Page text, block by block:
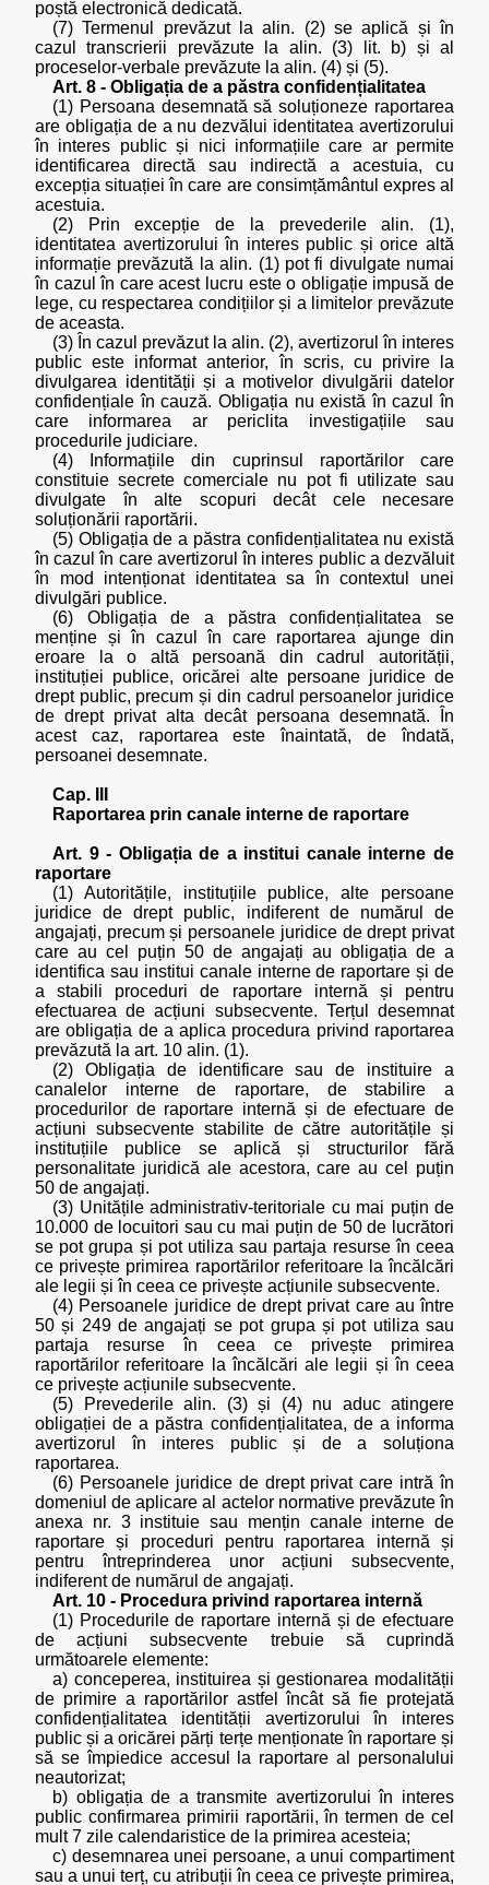
poștă electronică dedicată.
(7) Termenul prevăzut la alin. (2) se aplică și în
cazul transcrierii prevăzute la alin. (3) lit. b) și al
proceselor-verbale prevăzute la alin. (4) și (5).
Art. 8 - Obligația de a păstra confidențialitatea
(1) Persoana desemnată să soluționeze raportarea
are obligația de a nu dezvălui identitatea avertizorului
în interes public și nici informațiile care ar permite
identificarea directă sau indirectă a acestuia, cu
excepția situației în care are consimțământul expres al
acestuia.
(2) Prin excepție de la prevederile alin. (1),
identitatea avertizorului în interes public și orice altă
informație prevăzută la alin. (1) pot fi divulgate numai
în cazul în care acest lucru este o obligație impusă de
lege, cu respectarea condițiilor și a limitelor prevăzute
de aceasta.
(3) În cazul prevăzut la alin. (2), avertizorul în interes
public este informat anterior, în scris, cu privire la
divulgarea identității și a motivelor divulgării datelor
confidențiale în cauză. Obligația nu există în cazul în
care informarea ar periclita investigațiile sau
procedurile judiciare.
(4) Informațiile din cuprinsul raportărilor care
constituie secrete comerciale nu pot fi utilizate sau
divulgate în alte scopuri decât cele necesare
soluționării raportării.
(5) Obligația de a păstra confidențialitatea nu există
în cazul în care avertizorul în interes public a dezvăluit
în mod intenționat identitatea sa în contextul unei
divulgări publice.
(6) Obligația de a păstra confidențialitatea se
menține și în cazul în care raportarea ajunge din
eroare la o altă persoană din cadrul autorității,
instituției publice, oricărei alte persoane juridice de
drept public, precum și din cadrul persoanelor juridice
de drept privat alta decât persoana desemnată. În
acest caz, raportarea este înaintată, de îndată,
persoanei desemnate.
Cap. III
Raportarea prin canale interne de raportare
Art. 9 - Obligația de a institui canale interne de
raportare
(1) Autoritățile, instituțiile publice, alte persoane
juridice de drept public, indiferent de numărul de
angajați, precum și persoanele juridice de drept privat
care au cel puțin 50 de angajați au obligația de a
identifica sau institui canale interne de raportare și de
a stabili proceduri de raportare internă și pentru
efectuarea de acțiuni subsecvente. Terțul desemnat
are obligația de a aplica procedura privind raportarea
prevăzută la art. 10 alin. (1).
(2) Obligația de identificare sau de instituire a
canalelor interne de raportare, de stabilire a
procedurilor de raportare internă și de efectuare de
acțiuni subsecvente stabilite de către autoritățile și
instituțiile publice se aplică și structurilor fără
personalitate juridică ale acestora, care au cel puțin
50 de angajați.
(3) Unitățile administrativ-teritoriale cu mai puțin de
10.000 de locuitori sau cu mai puțin de 50 de lucrători
se pot grupa și pot utiliza sau partaja resurse în ceea
ce privește primirea raportărilor referitoare la încălcări
ale legii și în ceea ce privește acțiunile subsecvente.
(4) Persoanele juridice de drept privat care au între
50 și 249 de angajați se pot grupa și pot utiliza sau
partaja resurse în ceea ce privește primirea
raportărilor referitoare la încălcări ale legii și în ceea
ce privește acțiunile subsecvente.
(5) Prevederile alin. (3) și (4) nu aduc atingere
obligației de a păstra confidențialitatea, de a informa
avertizorul în interes public și de a soluționa
raportarea.
(6) Persoanele juridice de drept privat care intră în
domeniul de aplicare al actelor normative prevăzute în
anexa nr. 3 instituie sau mențin canale interne de
raportare și proceduri pentru raportarea internă și
pentru întreprinderea unor acțiuni subsecvente,
indiferent de numărul de angajați.
Art. 10 - Procedura privind raportarea internă
(1) Procedurile de raportare internă și de efectuare
de acțiuni subsecvente trebuie să cuprindă
următoarele elemente:
a) conceperea, instituirea și gestionarea modalității
de primire a raportărilor astfel încât să fie protejată
confidențialitatea identității avertizorului în interes
public și a oricărei părți terțe menționate în raportare și
să se împiedice accesul la raportare al personalului
neautorizat;
b) obligația de a transmite avertizorului în interes
public confirmarea primirii raportării, în termen de cel
mult 7 zile calendaristice de la primirea acesteia;
c) desemnarea unei persoane, a unui compartiment
sau a unui terț, cu atribuții în ceea ce privește primirea,